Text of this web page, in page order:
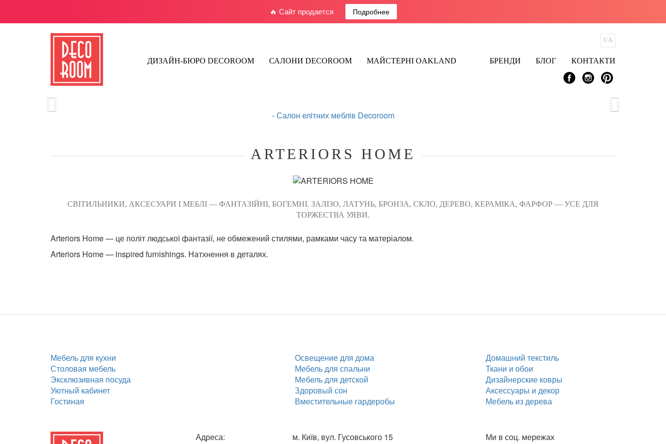
🔥 Сайт продается Подробнее
ДИЗАЙН-БЮРО DECOROOM САЛОНИ DECOROOM МАЙСТЕРНІ OAKLAND БРЕНДИ БЛОГ КОНТАКТИ
-Салон елiтних меблiв Decoroom
ARTERIORS HOME
СВІТИЛЬНИКИ, АКСЕСУАРИ І МЕБЛІ — ФАНТАЗІЙНІ, БОГЕМНІ. ЗАЛІЗО, ЛАТУНЬ, БРОНЗА, СКЛО, ДЕРЕВО, КЕРАМІКА, ФАРФОР — УСЕ ДЛЯ
ТОРЖЕСТВА УЯВИ.
Arteriors Home — це політ людської фантазії, не обмежений стилями, рамками часу та матеріалом.
Arteriors Home — inspired furnishings. Натхнення в деталях.
Мебель для кухни
Столовая мебель
Эксклюзивная посуда
Уютный кабинет
Гостиная
Освещение для дома
Мебель для спальни
Мебель для детской
Здоровый сон
Вместительные гардеробы
Домашний текстиль
Ткани и обои
Дизайнерские ковры
Аксессуары и декор
Мебель из дерева
Адреса: м. Київ, вул. Гусовського 15 Ми в соц. мережах